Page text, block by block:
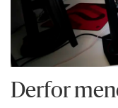
Derfor